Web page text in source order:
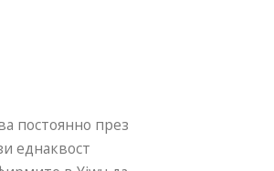
постоянно през
еднаквост